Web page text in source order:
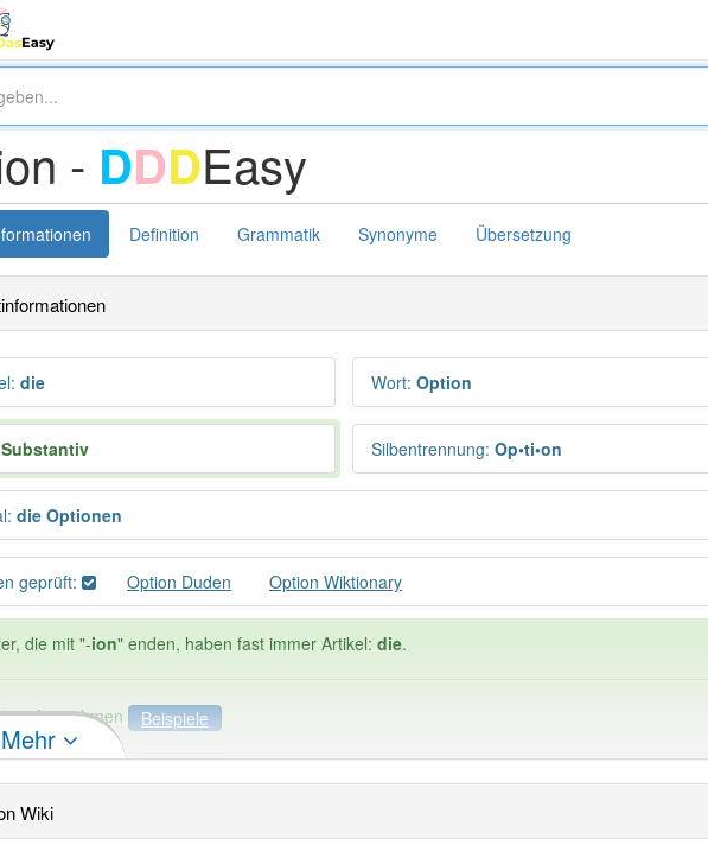
- DDDEasy
Definition Grammatik Synonyme Übersetzung
: die Wort: Option
Substantiv Silbentrennung: Op•ti•on
: die Optionen
geprüft: Option Duden Option Wiktionary
die mit "-ion" enden, haben fast immer Artikel: die.
21Ausnahmen
Beispiele
2 809
114Ausnahmen
Mehr
Wiki